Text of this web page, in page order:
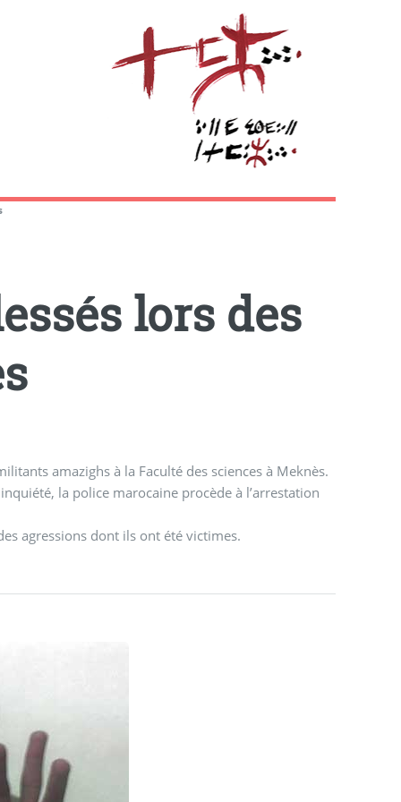
lors des
amazighs à la Faculté des sciences à Meknès.
la police marocaine procède à l’arrestation
agressions dont ils ont été victimes.